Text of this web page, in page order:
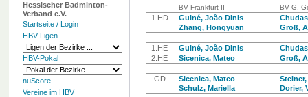
Hessischer Badminton-
Verband e.V.
Startseite / Login
HBV-Ligen
HBV-Pokal
nuScore
Vereine im HBV
BV Frankfurt II BV G.-
1.HD
Guiné, João Dinis
Zhang, Hongyuan
Groß,
1.HE Guiné, João Dinis
2.HE
Sicenica, Mateo Groß,
GD
Sicenica, Mateo
Schulz, Mariella
Steiner,
Dorier,